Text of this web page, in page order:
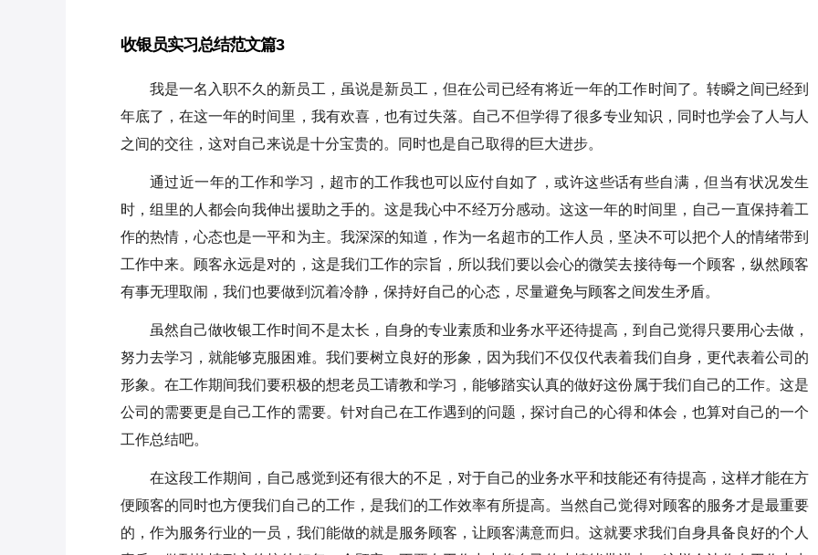
收银员实习总结范文篇3
我是一名入职不久的新员工，虽说是新员工，但在公司已经有将近一年的工作时间了。转瞬之间已经到
年底了，在这一年的时间里，我有欢喜，也有过失落。自己不但学得了很多专业知识，同时也学会了人与人
之间的交往，这对自己来说是十分宝贵的。同时也是自己取得的巨大进步。
通过近一年的工作和学习，超市的工作我也可以应付自如了，或许这些话有些自满，但当有状况发生
时，组里的人都会向我伸出援助之手的。这是我心中不经万分感动。这这一年的时间里，自己一直保持着工
作的热情，心态也是一平和为主。我深深的知道，作为一名超市的工作人员，坚决不可以把个人的情绪带到
工作中来。顾客永远是对的，这是我们工作的宗旨，所以我们要以会心的微笑去接待每一个顾客，纵然顾客
有事无理取闹，我们也要做到沉着冷静，保持好自己的心态，尽量避免与顾客之间发生矛盾。
虽然自己做收银工作时间不是太长，自身的专业素质和业务水平还待提高，到自己觉得只要用心去做，
努力去学习，就能够克服困难。我们要树立良好的形象，因为我们不仅仅代表着我们自身，更代表着公司的
形象。在工作期间我们要积极的想老员工请教和学习，能够踏实认真的做好这份属于我们自己的工作。这是
公司的需要更是自己工作的需要。针对自己在工作遇到的问题，探讨自己的心得和体会，也算对自己的一个
工作总结吧。
在这段工作期间，自己感觉到还有很大的不足，对于自己的业务水平和技能还有待提高，这样才能在方
便顾客的同时也方便我们自己的工作，是我们的工作效率有所提高。当然自己觉得对顾客的服务才是最重要
的，作为服务行业的一员，我们能做的就是服务顾客，让顾客满意而归。这就要求我们自身具备良好的个人